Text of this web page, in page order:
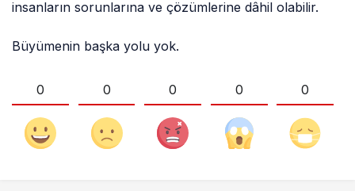
insanların sorunlarına ve çözümlerine dâhil olabilir.
Büyümenin başka yolu yok.
0 0 0 0 0